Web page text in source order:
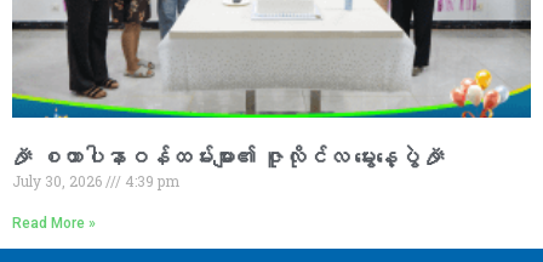
🎉 စထာပါနာဝန်ထမ်းများ၏ ဇူလိုင်လ မွေးနေ့ပွဲ 🎉
July 30, 2026 4:39 pm
Read More »